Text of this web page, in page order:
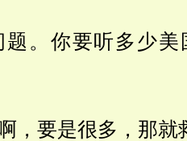
你要听多少美
要是很多，那就